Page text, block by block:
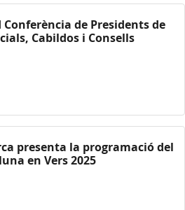
Conferència de Presidents de
Cabildos i Consells
presenta la programació del
en Vers 2025